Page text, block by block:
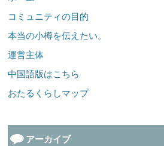
コミュニティの目的
本当の小樽を伝えたい。
運営主体
中国語版はこちら
おたるくらしマップ
アーカイブ